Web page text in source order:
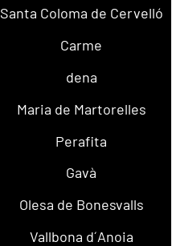
Santa Coloma de Cervelló
Carme
dena
Maria de Martorelles
Perafita
Gavà
Olesa de Bonesvalls
Vallbona d´Anoia